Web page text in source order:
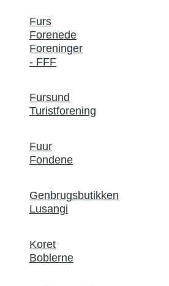
Furs
Forenede
Foreninger
- FFF
Fursund
Turistforening
Fuur
Fondene
Genbrugsbutikken
Lusangi
Koret
Boblerne